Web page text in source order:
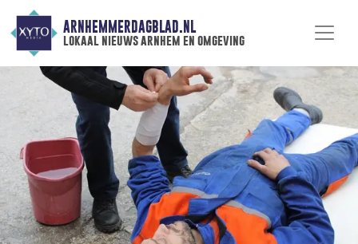
ARNHEMMERDAGBLAD.NL
lokaal nieuws arnhem en omgeving